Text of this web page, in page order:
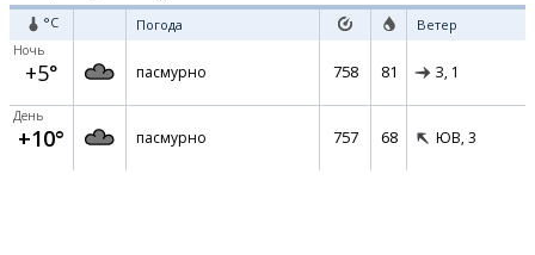
°C Погода Ветер
Ночь
+5° пасмурно 758 81 З, 1
День
+10° пасмурно 757 68 ЮВ, 3